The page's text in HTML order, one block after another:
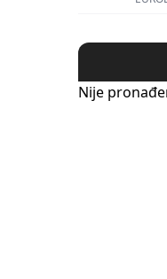
Nije